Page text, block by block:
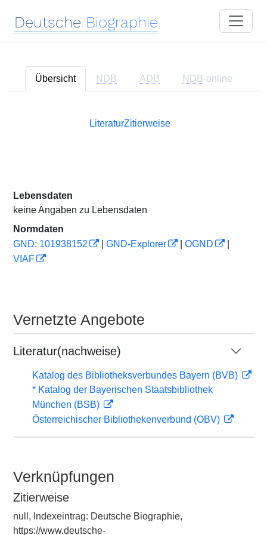
Deutsche Biographie
Übersicht NDB ADB NDB-online
LiteraturZitierweise
Lebensdaten
keine Angaben zu Lebensdaten
Normdaten
GND: 101938152
GND-Explorer OGND
VIAF
Vernetzte Angebote
Literatur(nachweise)
Katalog des Bibliotheksverbundes Bayern (BVB)
* Katalog der Bayerischen Staatsbibliothek
München (BSB)
Österreichischer Bibliothekenverbund (OBV)
Verknüpfungen
Zitierweise
null, Indexeintrag: Deutsche Biographie,
https://www.deutsche-